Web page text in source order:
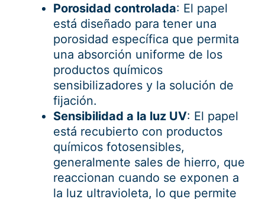
Porosidad controlada: El papel
está diseñado para tener una
porosidad específica que permita
una absorción uniforme de los
productos químicos
sensibilizadores y la solución de
fijación.
Sensibilidad a la luz UV: El papel
está recubierto con productos
químicos fotosensibles,
generalmente sales de hierro, que
reaccionan cuando se exponen a
la luz ultravioleta, lo que permite